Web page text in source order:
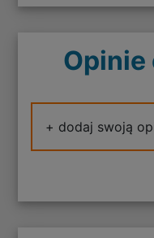
Opinie
+ dodaj swoją